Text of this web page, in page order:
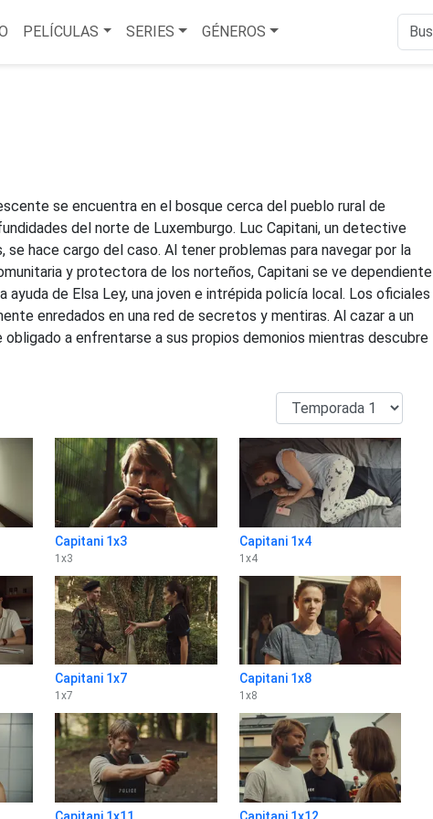
PELÍCULAS SERIES GÉNEROS
se encuentra en el bosque cerca del pueblo rural de
del norte de Luxemburgo. Luc Capitani, un detective
se hace cargo del caso. Al tener problemas para navegar por la
y protectora de los norteños, Capitani se ve dependiente
ayuda de Elsa Ley, una joven e intrépida policía local. Los oficiales
enredados en una red de secretos y mentiras. Al cazar a un
obligado a enfrentarse a sus propios demonios mientras descubre
Capitani 1x3
1 x3
Capitani 1x4
1 x4
Capitani 1x7
1 x7
Capitani 1x8
1 x8